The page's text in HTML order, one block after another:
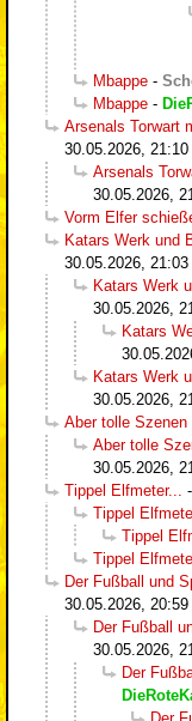
Mbappe -
Mbappe -
Arsenals Torwart
30.05.2026, 21:10
Arsenals
30.05.2026,
Vorm Elfer
Katars Werk und
30.05.2026, 21:03
Katars Werk
30.05.2026,
Katars
Katars Werk
30.05.2026,
Aber tolle
Aber tolle
30.05.2026,
Tippel Elfmeter...
-
Tippel
Tippel
Tippel
Der Fußball und
30.05.2026, 20:59
Der Fußball
30.05.2026,
Der